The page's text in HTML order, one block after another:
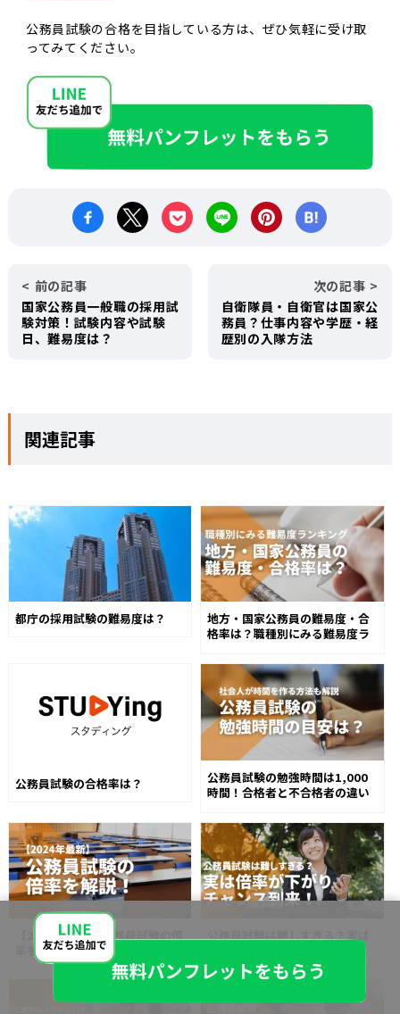
公務員試験の合格を目指している方は、ぜひ気軽に受け取
ってみてください。
前の記事
国家公務員一般職の採用試
験対策！試験内容や試験
日、難易度は？
次の記事
自衛隊員・自衛官は国家公
務員？仕事内容や学歴・経
歴別の入隊方法
関連記事
都庁の採用試験の難易度は？
地方・国家公務員の難易度・合
格率は？職種別にみる難易度ラ
公務員試験の合格率は？
公務員試験の勉強時間は1,000
時間！合格者と不合格者の違い
【2024年最新】公務員試験の倍
率を解説！
公務員試験は難しすぎる？実は